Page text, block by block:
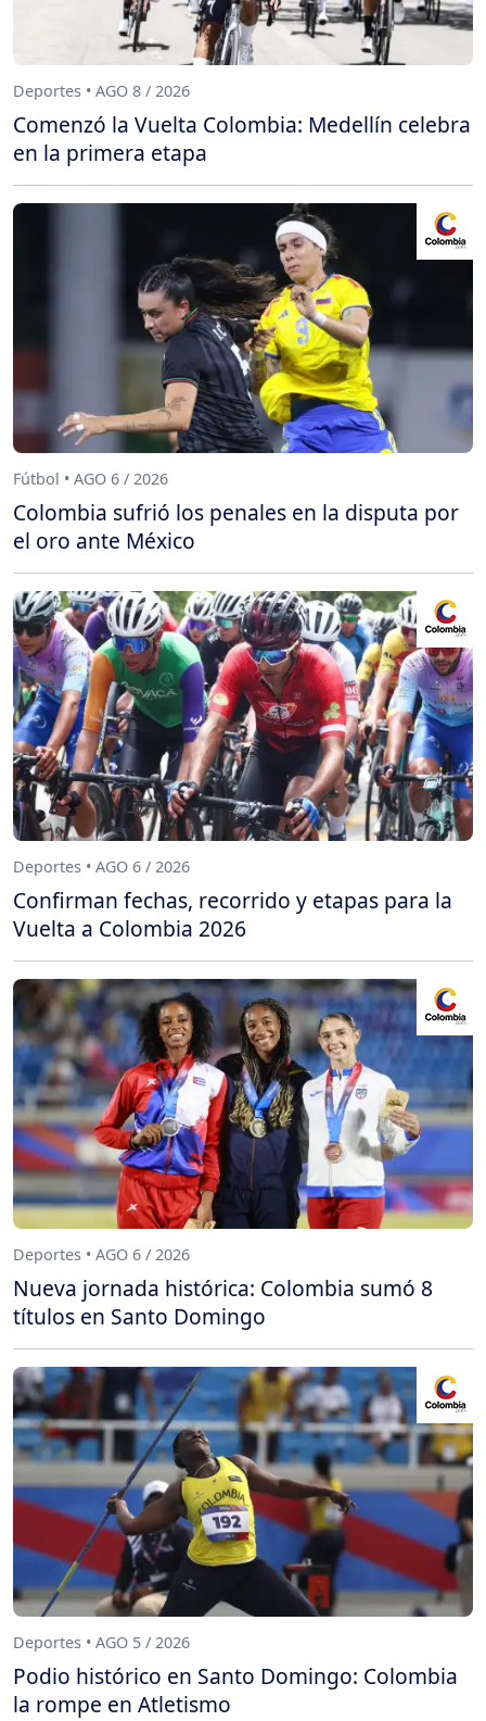
Deportes • AGO 8 / 2026
Comenzó la Vuelta Colombia: Medellín celebra
en la primera etapa
Fútbol • AGO 6 / 2026
Colombia sufrió los penales en la disputa por
el oro ante México
Deportes • AGO 6 / 2026
Confirman fechas, recorrido y etapas para la
Vuelta a Colombia 2026
Deportes • AGO 6 / 2026
Nueva jornada histórica: Colombia sumó 8
títulos en Santo Domingo
Deportes • AGO 5 / 2026
Podio histórico en Santo Domingo: Colombia
la rompe en Atletismo